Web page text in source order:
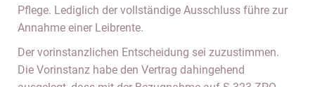
Pflege. Lediglich der vollständige Ausschluss führe zur
Annahme einer Leibrente.
Der vorinstanzlichen Entscheidung sei zuzustimmen.
Die Vorinstanz habe den Vertrag dahingehend